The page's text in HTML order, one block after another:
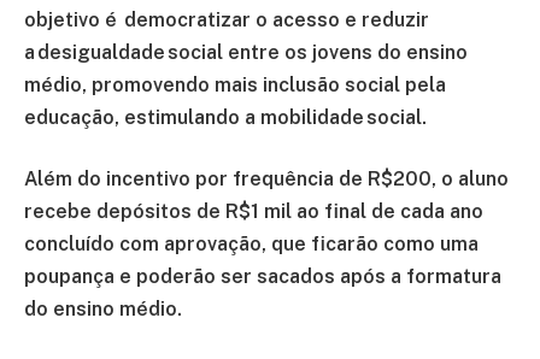
objetivo é democratizar o acesso e reduzir
a desigualdade social entre os jovens do ensino
médio, promovendo mais inclusão social pela
educação, estimulando a mobilidade social.
Além do incentivo por frequência de R$200, o aluno
recebe depósitos de R$1 mil ao final de cada ano
concluído com aprovação, que ficarão como uma
poupança e poderão ser sacados após a formatura
do ensino médio.